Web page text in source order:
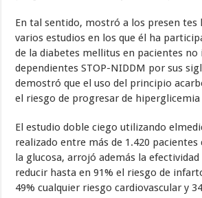
En tal sentido, mostró a los presen tes
varios estudios en los que él ha
de la diabetes mellitus en pacientes no
dependientes STOP-NIDDM por sus
demostró que el uso del principio
el riesgo de progresar de hiperglicemia
El estudio doble ciego utilizando
realizado entre más de 1.420
la glucosa, arrojó además la
reducir hasta en 91% el riesgo de
49% cualquier riesgo cardiovascular y